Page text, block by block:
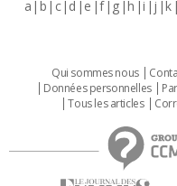
a b c d e f g h i j k
Qui sommes nous
Données personnelles
Tous les articles